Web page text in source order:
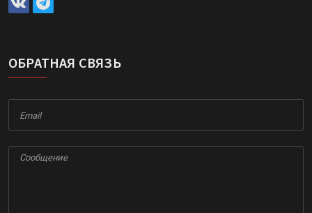
ОБРАТНАЯ СВЯЗЬ